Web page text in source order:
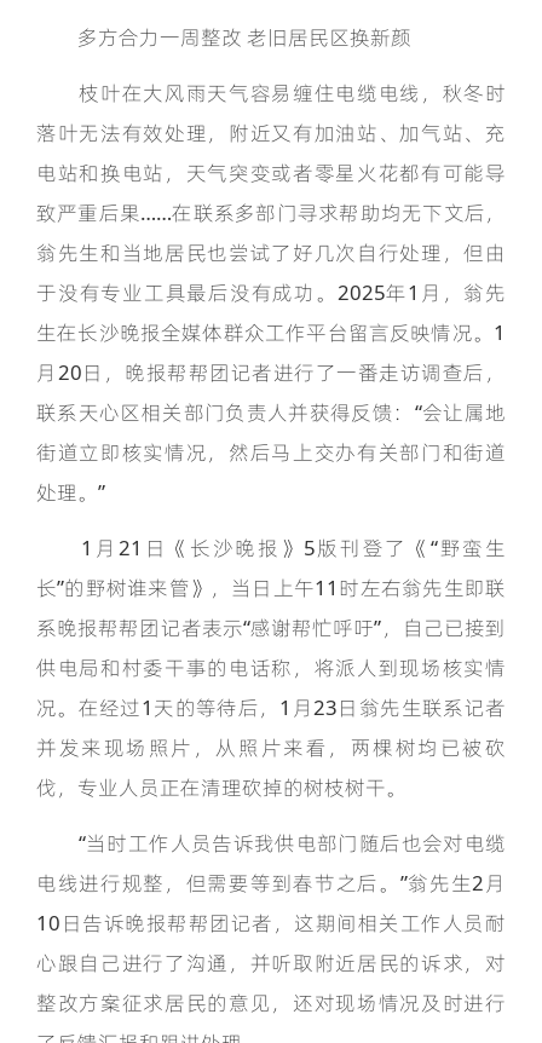
多方合力一周整改 老旧居民区换新颜
枝叶在大风雨天气容易缠住电缆电线，秋冬时
落叶无法有效处理，附近又有加油站、加气站、充
电站和换电站，天气突变或者零星火花都有可能导
致严重后果……在联系多部门寻求帮助均无下文后，
翁先生和当地居民也尝试了好几次自行处理，但由
于没有专业工具最后没有成功。2025年1月，翁先
生在长沙晚报全媒体群众工作平台留言反映情况。1
月20日，晚报帮帮团记者进行了一番走访调查后，
联系天心区相关部门负责人并获得反馈：“会让属地
街道立即核实情况，然后马上交办有关部门和街道
处理。”
1月21日《长沙晚报》5版刊登了《“野蛮生
长”的野树谁来管》，当日上午11时左右翁先生即联
系晚报帮帮团记者表示“感谢帮忙呼吁”，自己已接到
供电局和村委干事的电话称，将派人到现场核实情
况。在经过1天的等待后，1月23日翁先生联系记者
并发来现场照片，从照片来看，两棵树均已被砍
伐，专业人员正在清理砍掉的树枝树干。
“当时工作人员告诉我供电部门随后也会对电缆
电线进行规整，但需要等到春节之后。”翁先生2月
10日告诉晚报帮帮团记者，这期间相关工作人员耐
心跟自己进行了沟通，并听取附近居民的诉求，对
整改方案征求居民的意见，还对现场情况及时进行